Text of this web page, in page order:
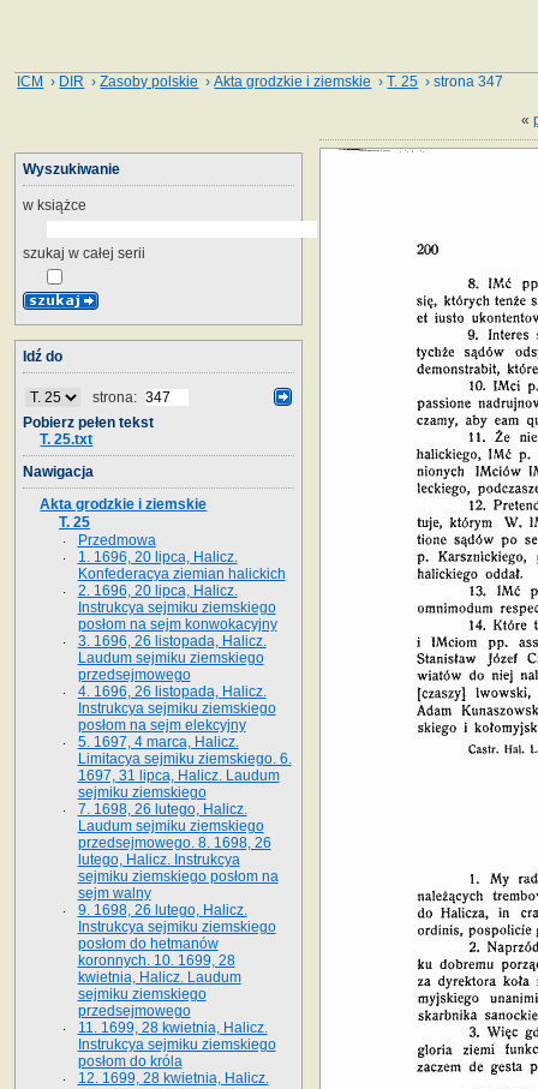
ICM › DIR ›Zasoby polskie ›Akta grodzkie i ziemskie ›T. 25 › strona 347
«
Wyszukiwanie
w książce
szukaj w całej serii
Idź do
strona:
Pobierz pełen tekst
T. 25.txt
Nawigacja
Akta grodzkie i ziemskie
T. 25
Przedmowa
1. 1696, 20 lipca, Halicz.
Konfederacya ziemian halickich
2. 1696, 20 lipca, Halicz.
Instrukcya sejmiku ziemskiego
posłom na sejm konwokacyjny
3. 1696, 26 listopada, Halicz.
Laudum sejmiku ziemskiego
przedsejmowego
4. 1696, 26 listopada, Halicz.
Instrukcya sejmiku ziemskiego
posłom na sejm elekcyjny
5. 1697, 4 marca, Halicz.
Limitacya sejmiku ziemskiego. 6.
1697, 31 lipca, Halicz. Laudum
sejmiku ziemskiego
7. 1698, 26 lutego, Halicz.
Laudum sejmiku ziemskiego
przedsejmowego. 8. 1698, 26
lutego, Halicz. Instrukcya
sejmiku ziemskiego posłom na
sejm walny
9. 1698, 26 lutego, Halicz.
Instrukcya sejmiku ziemskiego
posłom do hetmanów
koronnych. 10. 1699, 28
kwietnia, Halicz. Laudum
sejmiku ziemskiego
przedsejmowego
11. 1699, 28 kwietnia, Halicz.
Instrukcya sejmiku ziemskiego
posłom do króla
12. 1699, 28 kwietnia, Halicz.